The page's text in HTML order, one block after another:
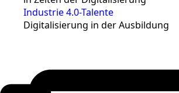
Industrie 4.0-Talente
Digitalisierung in der Ausbildung